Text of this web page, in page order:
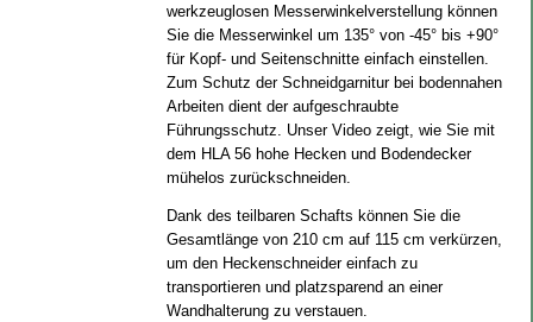
werkzeuglosen Messerwinkelverstellung können
Sie die Messerwinkel um 135° von -45° bis +90°
für Kopf- und Seitenschnitte einfach einstellen.
Zum Schutz der Schneidgarnitur bei bodennahen
Arbeiten dient der aufgeschraubte
Führungsschutz. Unser Video zeigt, wie Sie mit
dem HLA 56 hohe Hecken und Bodendecker
mühelos zurückschneiden.
Dank des teilbaren Schafts können Sie die
Gesamtlänge von 210 cm auf 115 cm verkürzen,
um den Heckenschneider einfach zu
transportieren und platzsparend an einer
Wandhalterung zu verstauen.